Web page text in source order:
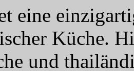
eine
Küche.
und